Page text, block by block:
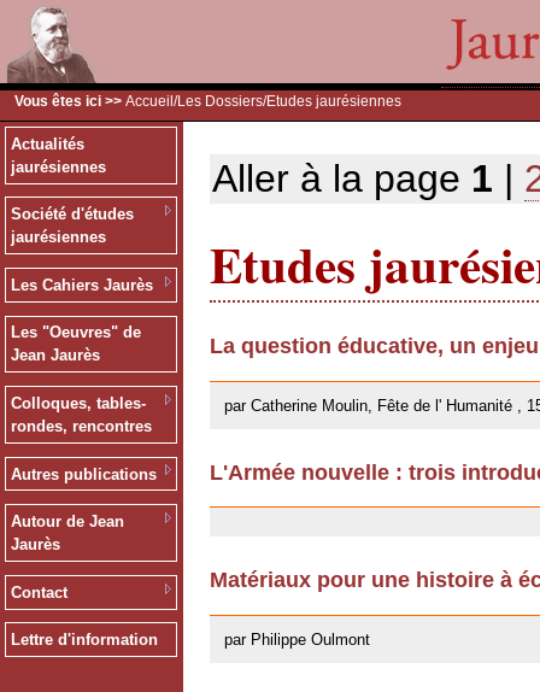
Vous êtes ici >> Accueil /Les Dossiers/Etudes jaurésiennes
Actualités
jaurésiennes
Société d'études
jaurésiennes
Les Cahiers Jaurès
Les "Oeuvres" de
Jean Jaurès
Colloques, tables-
rondes, rencontres
Autres publications
Autour de Jean
Jaurès
Contact
Lettre d'information
Aller à la page 1 |
Etudes
La question éducative, un
par Catherine Moulin, Fête de l' Humanité ,
L'Armée nouvelle : trois
Matériaux pour une histoire à
par Philippe Oulmont